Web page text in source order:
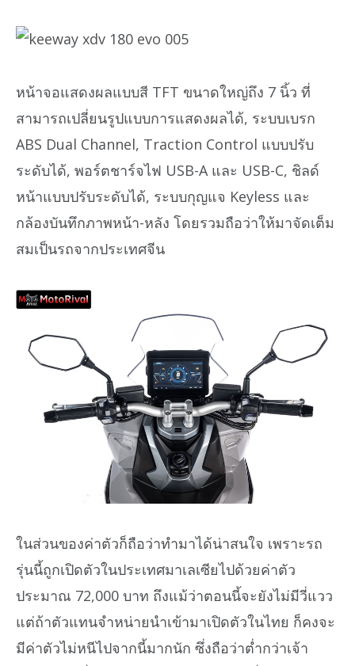
หน้าจอแสดงผลแบบสี TFT ขนาดใหญ่ถึง 7 นิ้ว ที่
สามารถเปลี่ยนรูปแบบการแสดงผลได้, ระบบเบรก
ABS Dual Channel, Traction Control แบบปรับ
ระดับได้, พอร์ตชาร์จไฟ USB-A และ USB-C, ชิลด์
หน้าแบบปรับระดับได้, ระบบกุญแจ Keyless และ
กล้องบันทึกภาพหน้า-หลัง โดยรวมถือว่าให้มาจัดเต็ม
สมเป็นรถจากประเทศจีน
ในส่วนของค่าตัวก็ถือว่าทำมาได้น่าสนใจ เพราะรถ
รุ่นนี้ถูกเปิดตัวในประเทศมาเลเซียไปด้วยค่าตัว
ประมาณ 72,000 บาท ถึงแม้ว่าตอนนี้จะยังไม่มีวี่แวว
แต่ถ้าตัวแทนจำหน่ายนำเข้ามาเปิดตัวในไทย ก็คงจะ
มีค่าตัวไม่หนีไปจากนี้มากนัก ซึ่งถือว่าต่ำกว่าเจ้า